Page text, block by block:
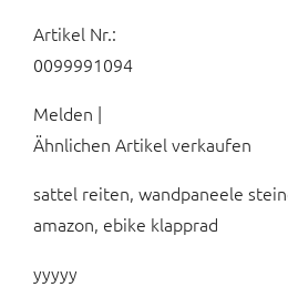
Artikel Nr.:
0099991094
Melden |
Ähnlichen Artikel verkaufen
sattel reiten, wandpaneele
amazon, ebike klapprad
yyyyy